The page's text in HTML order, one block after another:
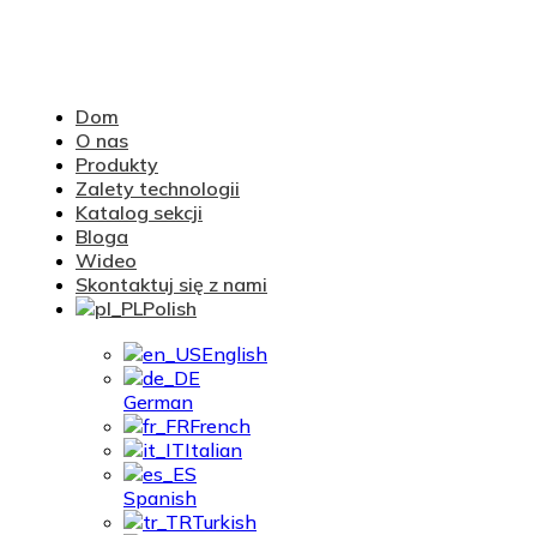
Dom
O nas
Produkty
Zalety technologii
Katalog sekcji
Bloga
Wideo
Skontaktuj się z nami
Polish
English
German
French
Italian
Spanish
Turkish